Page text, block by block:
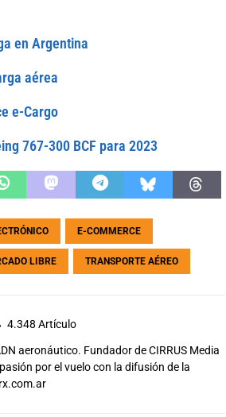
en Argentina
aérea
e-Cargo
767-300 BCF para 2023
E-COMMERCE
LIBRE TRANSPORTE AÉREO
4.348 Artículo
aeronáutico. Fundador de CIRRUS Media
por el vuelo con la difusión de la